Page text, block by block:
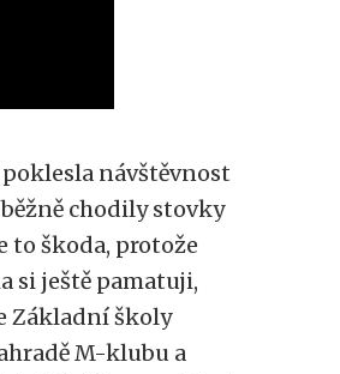
návštěvnost
chodily stovky
to škoda, protože
si ještě pamatuji,
Základní školy
M-klubu a